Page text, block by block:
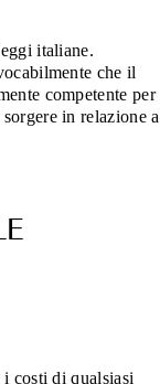
italiane.
che il
competente per
in relazione a
costi di qualsiasi